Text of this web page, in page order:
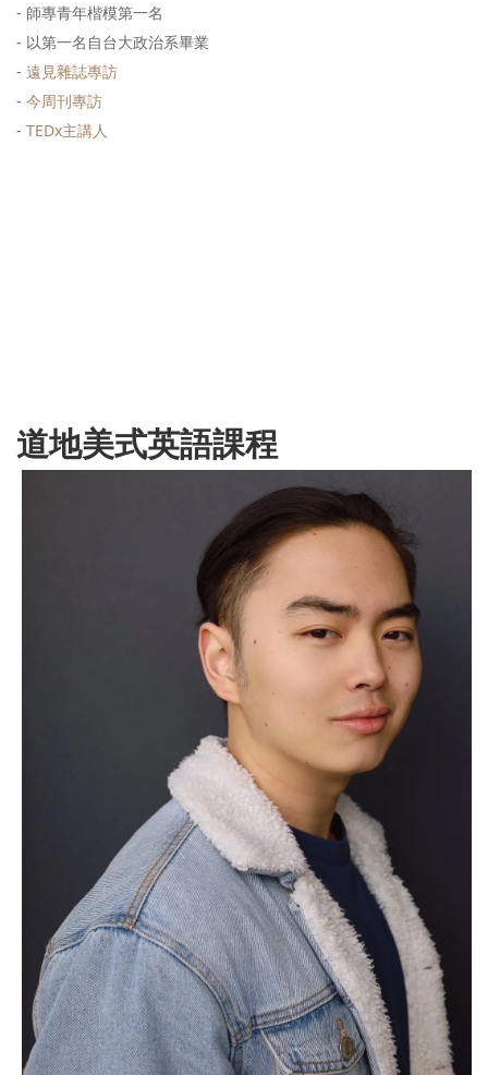
- 師專青年楷模第一名
- 以第一名自台大政治系畢業
- 遠見雜誌專訪
- 今周刊專訪
- TEDx主講人
道地美式英語課程